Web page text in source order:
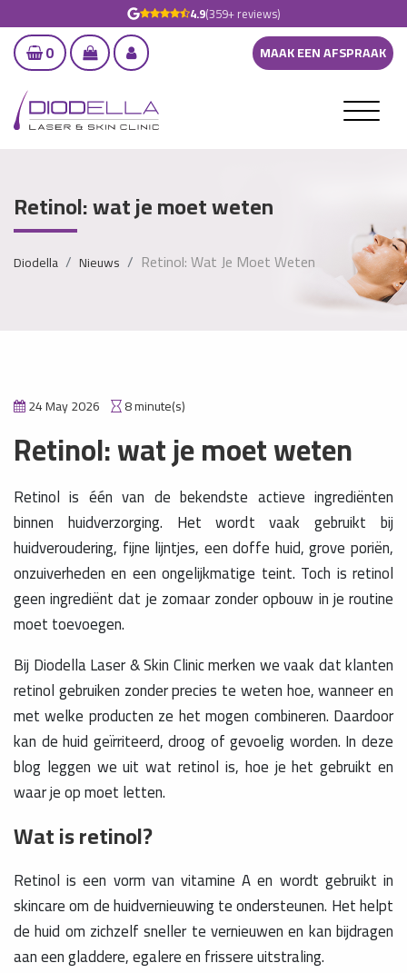
4.9(359+ reviews)
0 MAAK EEN AFSPRAAK
Retinol: wat je moet weten
Diodella Nieuws Retinol: Wat Je Moet Weten
24 May 2026 8 minute(s)
Retinol: wat je moet weten
Retinol is één van de bekendste actieve ingrediënten
binnen huidverzorging. Het wordt vaak gebruikt bij
huidveroudering, fijne lijntjes, een doffe huid, grove poriën,
onzuiverheden en een ongelijkmatige teint. Toch is retinol
geen ingrediënt dat je zomaar zonder opbouw in je routine
moet toevoegen.
Bij Diodella Laser & Skin Clinic merken we vaak dat klanten
retinol gebruiken zonder precies te weten hoe, wanneer en
met welke producten ze het mogen combineren. Daardoor
kan de huid geïrriteerd, droog of gevoelig worden. In deze
blog leggen we uit wat retinol is, hoe je het gebruikt en
waar je op moet letten.
Wat is retinol?
Retinol is een vorm van vitamine A en wordt gebruikt in
skincare om de huidvernieuwing te ondersteunen. Het helpt
de huid om zichzelf sneller te vernieuwen en kan bijdragen
aan een gladdere, egalere en frissere uitstraling.